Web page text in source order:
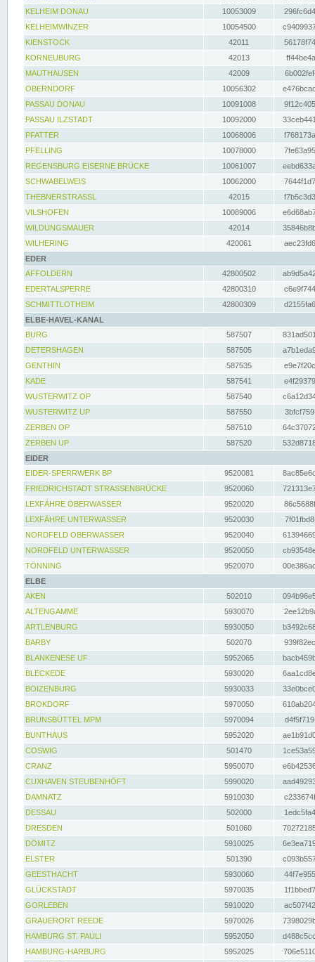
KELHEIM DONAU
10053009
KELHEIMWINZER
10054500
KIENSTOCK
42011
KORNEUBURG
42013
MAUTHAUSEN
42009
OBERNDORF
10056302
PASSAU DONAU
10091008
PASSAU ILZSTADT
10092000
PFATTER
10068006
PFELLING
10078000
REGENSBURG EISERNE BRÜCKE
10061007
SCHWABELWEIS
10062000
THEBNERSTRASSL
42015
VILSHOFEN
10089006
WILDUNGSMAUER
42014
WILHERING
420061
EDER
AFFOLDERN
42800502
EDERTALSPERRE
42800310
SCHMITTLOTHEIM
42800309
ELBE-HAVEL-KANAL
BURG
587507
DETERSHAGEN
587505
GENTHIN
587535
KADE
587541
WUSTERWITZ OP
587540
WUSTERWITZ UP
587550
ZERBEN OP
587510
ZERBEN UP
587520
EIDER
EIDER-SPERRWERK BP
9520081
FRIEDRICHSTADT STRASSENBRÜCKE
9520060
LEXFÄHRE OBERWASSER
9520020
LEXFÄHRE UNTERWASSER
9520030
NORDFELD OBERWASSER
9520040
NORDFELD UNTERWASSER
9520050
TÖNNING
9520070
ELBE
AKEN
502010
ALTENGAMME
5930070
ARTLENBURG
5930050
BARBY
502070
BLANKENESE UF
5952065
BLECKEDE
5930020
BOIZENBURG
5930033
BROKDORF
5970050
BRUNSBÜTTEL MPM
5970094
BUNTHAUS
5952020
COSWIG
501470
CRANZ
5950070
CUXHAVEN STEUBENHÖFT
5990020
DAMNATZ
5910030
DESSAU
502000
DRESDEN
501060
DÖMITZ
5910025
ELSTER
501390
GEESTHACHT
5930060
GLÜCKSTADT
5970035
GORLEBEN
5910020
GRAUERORT REEDE
5970026
HAMBURG ST. PAULI
5952050
HAMBURG-HARBURG
5952025